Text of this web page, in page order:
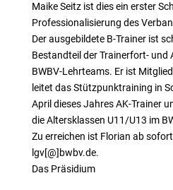
Maike Seitz ist dies ein erster
Professionalisierung des
Der ausgebildete B-Trainer ist
Bestandteil der Trainerfort- und
BWBV-Lehrteams. Er ist
leitet das Stützpunktraining in
April dieses Jahres AK-Trainer
die Altersklassen U11/U13 im
Zu erreichen ist Florian ab
lgv[@]bwbv.de.
Das Präsidium